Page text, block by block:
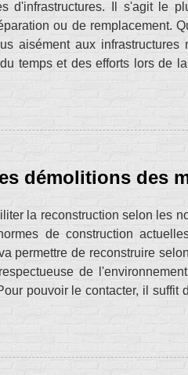
d'infrastructures. Il s'agit le
ou de remplacement.
aisément aux infrastructures
temps et des efforts lors de
démolitions des
la reconstruction selon les
de construction
permettre de reconstruire
de
pouvoir le contacter, il suffit